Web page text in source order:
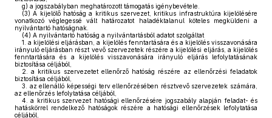
g) a jogszabályban meghatározott támogatás igénybevétele.
(3) A kijelölő hatóság a kritikus szervezet, kritikus infrastruktúra kijelölésére
vonatkozó véglegessé vált határozatot haladéktalanul köteles megküldeni a
nyilvántartó hatóságnak.
(4) A nyilvántartó hatóság a nyilvántartásból adatot szolgáltat
1. a kijelölési eljárásban, a kijelölés fenntartására és a kijelölés visszavonására
irányuló eljárásban részt vevő szervezetek részére a kijelölési eljárás, a kijelölés
fenntartására és a kijelölés visszavonására irányuló eljárás lefolytatásának
biztosítása céljából,
2.
a kritikus szervezetet ellenőrző hatóság részére az ellenőrzési feladatok
biztosítása céljából,
3.
az ellenálló képességi terv ellenőrzésében résztvevő szervezetek számára,
az ellenőrzés lefolytatása céljából,
4.
a kritikus szervezet hatósági ellenőrzésére jogszabály alapján feladat- és
hatáskörrel rendelkező hatóságok részére a hatósági ellenőrzések lefolytatása
céljából,